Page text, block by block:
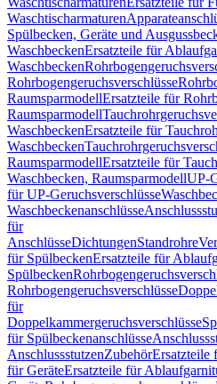
Waschtischarmaturen
Spülbecken, Geräte und
WaschbeckenErsatzteile für
Waschbecken
Rohrbogengeruchsverschlüsse
RaumsparmodellErsatzteile für
Raumsparmodell
WaschbeckenErsatzteile für
Waschbecken
RaumsparmodellErsatzteile für
Waschbecken, RaumsparmodellUP-
für UP-Geruchsverschlüsse
Waschbeckenanschlüsse
für
AnschlüsseDichtungenStandrohre
für SpülbeckenErsatzteile für
Spülbecken
Rohrbogengeruchsverschlüsse
für
Doppelkammergeruchsverschlüsse
für Spülbeckenanschlüsse
AnschlussstutzenZubehörErsatzteile
für GeräteErsatzteile für